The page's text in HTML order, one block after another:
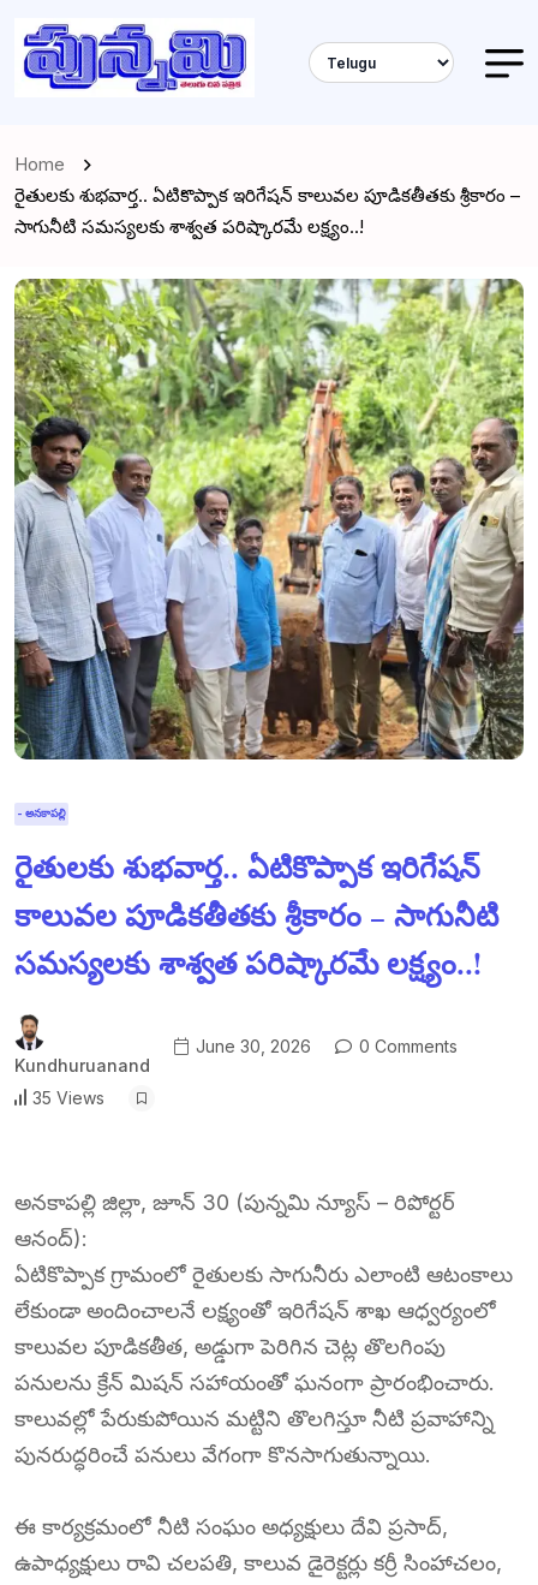
Home
రైతులకు శుభవార్త.. ఏటికొప్పాక ఇరిగేషన్ కాలువల పూడికతీతకు శ్రీకారం –
సాగునీటి సమస్యలకు శాశ్వత పరిష్కారమే లక్ష్యం..!
- అనకాపల్లి
రైతులకు శుభవార్త.. ఏటికొప్పాక ఇరిగేషన్
కాలువల పూడికతీతకు శ్రీకారం – సాగునీటి
సమస్యలకు శాశ్వత పరిష్కారమే లక్ష్యం..!
Kundhuruanand
June 30, 2026 0 Comments
35 Views
అనకాపల్లి జిల్లా, జూన్ 30 (పున్నమి న్యూస్ – రిపోర్టర్
ఆనంద్):
ఏటికొప్పాక గ్రామంలో రైతులకు సాగునీరు ఎలాంటి ఆటంకాలు
లేకుండా అందించాలనే లక్ష్యంతో ఇరిగేషన్ శాఖ ఆధ్వర్యంలో
కాలువల పూడికతీత, అడ్డుగా పెరిగిన చెట్ల తొలగింపు
పనులను క్రేన్ మిషన్ సహాయంతో ఘనంగా ప్రారంభించారు.
కాలువల్లో పేరుకుపోయిన మట్టిని తొలగిస్తూ నీటి ప్రవాహాన్ని
పునరుద్ధరించే పనులు వేగంగా కొనసాగుతున్నాయి.
ఈ కార్యక్రమంలో నీటి సంఘం అధ్యక్షులు దేవి ప్రసాద్,
ఉపాధ్యక్షులు రావి చలపతి, కాలువ డైరెక్టర్లు కర్రీ సింహాచలం,